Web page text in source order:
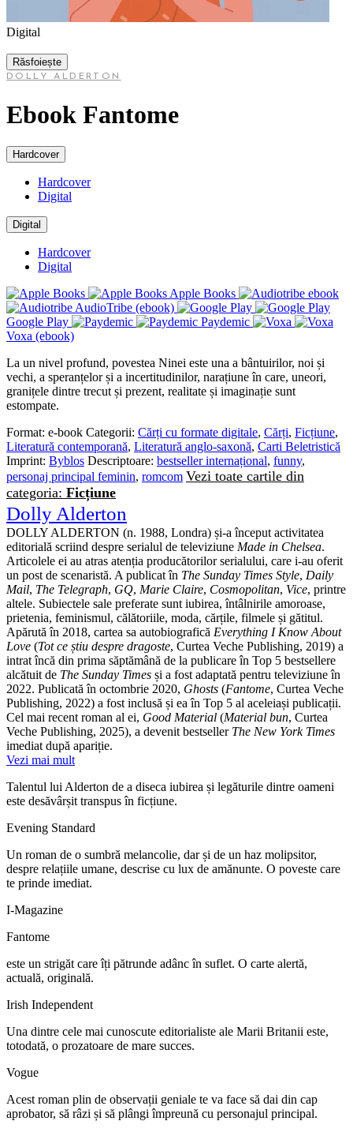
Digital
Răsfoiește
DOLLY ALDERTON
Ebook Fantome
Hardcover
Hardcover
Digital
Digital
Hardcover
Digital
Apple Books
AudioTribe (ebook)
Google Play
Paydemic
Voxa (ebook)
La un nivel profund, povestea Ninei este una a bântuirilor, noi și
vechi, a speranțelor și a incertitudinilor, narațiune în care, uneori,
granițele dintre trecut și prezent, realitate și imaginație sunt
estompate.
Format: e-book Categorii: Cărți cu formate digitale, Cărți, Ficțiune,
Literatură contemporană, Literatură anglo-saxonă, Carti Beletristică
Imprint: Byblos Descriptoare: bestseller internațional, funny,
personaj principal feminin, romcom Vezi toate cartile din
categoria: Ficțiune
Dolly Alderton
DOLLY ALDERTON (n. 1988, Londra) și-a început activitatea
editorială scriind despre serialul de televiziune Made in Chelsea.
Articolele ei au atras atenția producătorilor serialului, care i-au oferit
un post de scenaristă. A publicat în The Sunday Times Style, Daily
Mail, The Telegraph, GQ, Marie Claire, Cosmopolitan, Vice, printre
altele. Subiectele sale preferate sunt iubirea, întâlnirile amoroase,
prietenia, feminismul, călătoriile, moda, cărțile, filmele și gătitul.
Apărută în 2018, cartea sa autobiografică Everything I Know About
Love (Tot ce știu despre dragoste, Curtea Veche Publishing, 2019) a
intrat încă din prima săptămână de la publicare în Top 5 bestsellere
alcătuit de The Sunday Times și a fost adaptată pentru televiziune în
2022. Publicată în octombrie 2020, Ghosts (Fantome, Curtea Veche
Publishing, 2022) a fost inclusă și ea în Top 5 al aceleiași publicații.
Cel mai recent roman al ei, Good Material (Material bun, Curtea
Veche Publishing, 2025), a devenit bestseller The New York Times
imediat după apariție.
Vezi mai mult
Talentul lui Alderton de a diseca iubirea și legăturile dintre oameni
este desăvârșit transpus în ficțiune.
Evening Standard
Un roman de o sumbră melancolie, dar și de un haz molipsitor,
despre relațiile umane, descrise cu lux de amănunte. O poveste care
te prinde imediat.
I-Magazine
Fantome
este un strigăt care îți pătrunde adânc în suflet. O carte alertă,
actuală, originală.
Irish Independent
Una dintre cele mai cunoscute editorialiste ale Marii Britanii este,
totodată, o prozatoare de mare succes.
Vogue
Acest roman plin de observații geniale te va face să dai din cap
aprobator, să râzi și să plângi împreună cu personajul principal.